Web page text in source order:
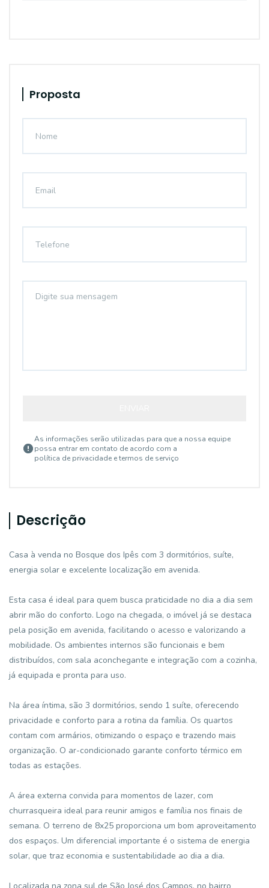
Proposta
As informações serão utilizadas para que a nossa equipe
possa entrar em contato de acordo com a
política de privacidade e termos de serviço
Descrição
Casa à venda no Bosque dos Ipês com 3 dormitórios, suíte,
energia solar e excelente localização em avenida.
Esta casa é ideal para quem busca praticidade no dia a dia sem
abrir mão do conforto. Logo na chegada, o imóvel já se destaca
pela posição em avenida, facilitando o acesso e valorizando a
mobilidade. Os ambientes internos são funcionais e bem
distribuídos, com sala aconchegante e integração com a cozinha,
já equipada e pronta para uso.
Na área íntima, são 3 dormitórios, sendo 1 suíte, oferecendo
privacidade e conforto para a rotina da família. Os quartos
contam com armários, otimizando o espaço e trazendo mais
organização. O ar-condicionado garante conforto térmico em
todas as estações.
A área externa convida para momentos de lazer, com
churrasqueira ideal para reunir amigos e família nos finais de
semana. O terreno de 8x25 proporciona um bom aproveitamento
dos espaços. Um diferencial importante é o sistema de energia
solar, que traz economia e sustentabilidade ao dia a dia.